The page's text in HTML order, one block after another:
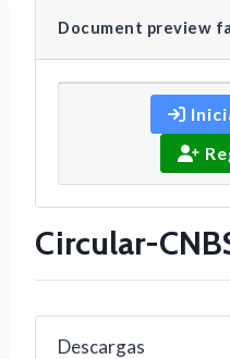
Document preview
Circular-
Descargas